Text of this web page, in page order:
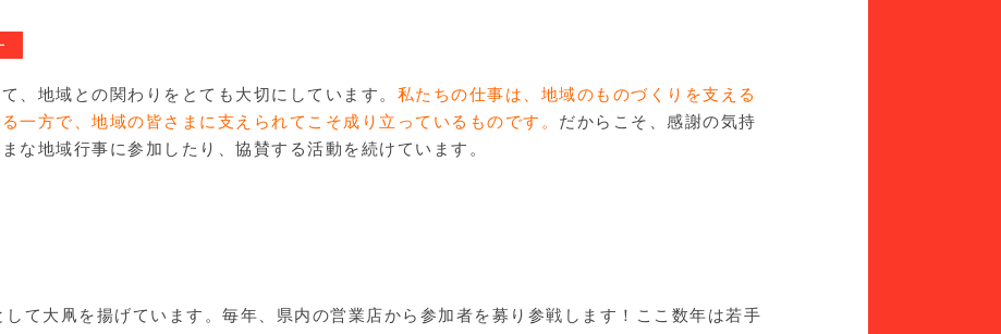
、地域との関わりをとても大切にしています。 私たちの仕事は、地域のものづくりを支える
一方で、地域の皆さまに支えられてこそ成り立っているものです。 だからこそ、感謝の気持
な地域行事に参加したり、協賛する活動を続けています。
て大凧を揚げています。毎年、県内の営業店から参加者を募り参戦します！ここ数年は若手